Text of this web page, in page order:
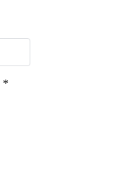
*